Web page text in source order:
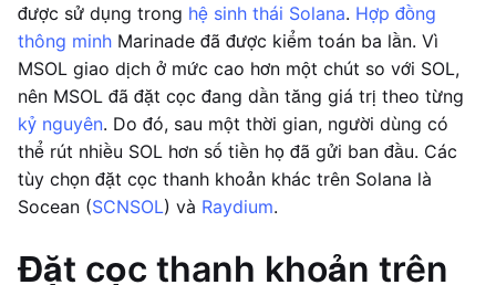
được sử dụng trong hệ sinh thái Solana. Hợp đồng
thông minh Marinade đã được kiểm toán ba lần. Vì
MSOL giao dịch ở mức cao hơn một chút so với SOL,
nên MSOL đã đặt cọc đang dần tăng giá trị theo từng
kỷ nguyên. Do đó, sau một thời gian, người dùng có
thể rút nhiều SOL hơn số tiền họ đã gửi ban đầu. Các
tùy chọn đặt cọc thanh khoản khác trên Solana là
Socean (SCNSOL) và Raydium.
Đặt cọc thanh khoản trên